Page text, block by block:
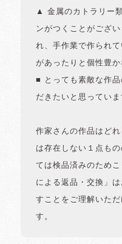
▲ 金属のカトラリー
ンがつくことがござ
れ、手作業で作られ
があったりと個性豊
■ とっても素敵な作
だきたいと思っていま
作家さんの作品はど
は存在しない１点も
ては検品済みのため
による返品・交換」
すことをご理解いた
す。